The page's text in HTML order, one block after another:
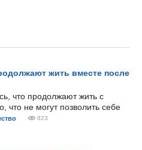
жить вместе после
что продолжают жить с
что не могут позволить себе
823